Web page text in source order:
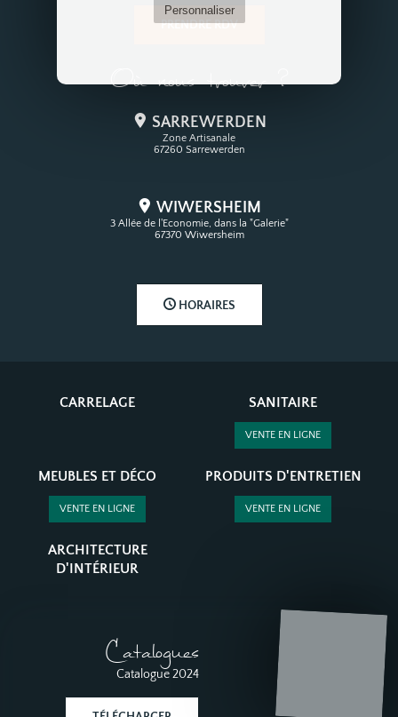
Personnaliser
PRENDRE RDV
Où nous trouver ?
SARREWERDEN
Zone Artisanale
67260 Sarrewerden
WIWERSHEIM
3 Allée de l'Economie, dans la "Galerie"
67370 Wiwersheim
HORAIRES
CARRELAGE SANITAIRE
VENTE EN LIGNE
MEUBLES ET DÉCO
VENTE EN LIGNE
PRODUITS D'ENTRETIEN
VENTE EN LIGNE
ARCHITECTURE
D'INTÉRIEUR
Catalogues
Catalogue 2024